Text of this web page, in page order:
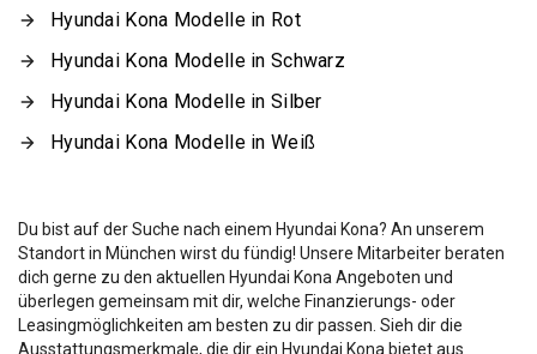
Hyundai Kona Modelle in Rot
Hyundai Kona Modelle in Schwarz
Hyundai Kona Modelle in Silber
Hyundai Kona Modelle in Weiß
Du bist auf der Suche nach einem Hyundai Kona? An unserem
Standort in München wirst du fündig! Unsere Mitarbeiter beraten
dich gerne zu den aktuellen Hyundai Kona Angeboten und
überlegen gemeinsam mit dir, welche Finanzierungs- oder
Leasingmöglichkeiten am besten zu dir passen. Sieh dir die
Ausstattungsmerkmale, die dir ein Hyundai Kona bietet aus